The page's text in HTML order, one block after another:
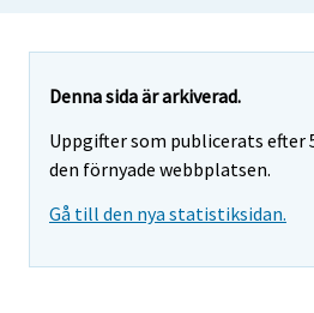
Denna sida är arkiverad.
Uppgifter som publicerats efter
den förnyade webbplatsen.
Gå till den nya statistiksidan.